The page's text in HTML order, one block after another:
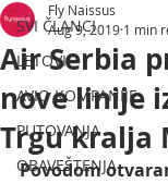
SVI ČLANCI
LETOVI
AVIO KOMPANIJE
PUTOVANJA
OBAVEŠTENJA
Air Serbia
nove linije
Trgu kralja
Fly Naissus
Aug 9, 2019 1 min
Povodom